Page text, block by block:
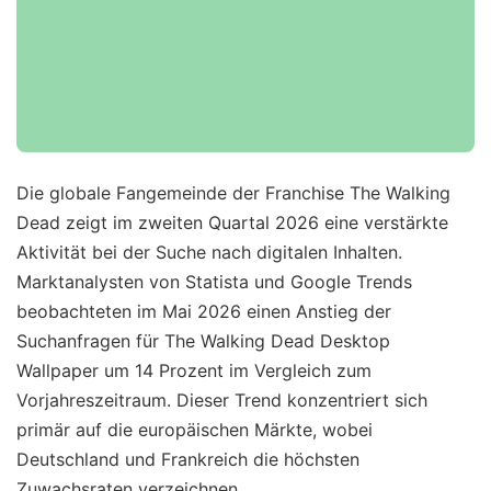
Die globale Fangemeinde der Franchise The Walking
Dead zeigt im zweiten Quartal 2026 eine verstärkte
Aktivität bei der Suche nach digitalen Inhalten.
Marktanalysten von Statista und Google Trends
beobachteten im Mai 2026 einen Anstieg der
Suchanfragen für The Walking Dead Desktop
Wallpaper um 14 Prozent im Vergleich zum
Vorjahreszeitraum. Dieser Trend konzentriert sich
primär auf die europäischen Märkte, wobei
Deutschland und Frankreich die höchsten